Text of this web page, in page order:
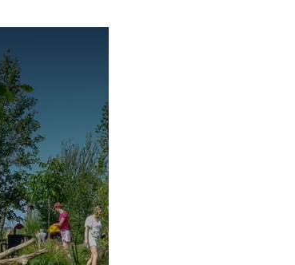
de
het Rotterdams
Leef je uit in
Kom spelen